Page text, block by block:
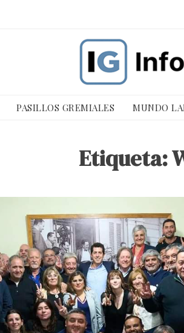
PASILLOS GREMIALES MUNDO
Etiqueta: